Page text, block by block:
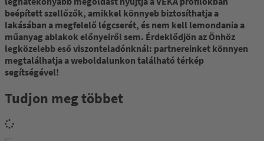
beépített szellőzők, amikkel könnyeb biztosíthatja a
lakásában a megfelelő légcserét, és nem kell lemondania a
műanyag ablakok előnyeiről sem. Érdeklődjön az Önhöz
legközelebb eső viszonteladónknál: partnereinket könnyen
megtalálhatja a weboldalunkon található térkép
segítségével!
Tudjon meg többet